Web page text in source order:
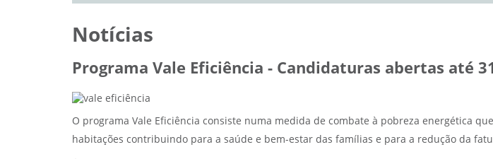
Notícias
Programa Vale Eficiência - Candidaturas abertas até
O programa Vale Eficiência consiste numa medida de combate à pobreza energética
habitações contribuindo para a saúde e bem-estar das famílias e para a redução da